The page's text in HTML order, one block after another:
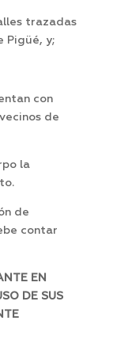
trazadas
Pigüé, y;
con
de
la
de
contar
EN
DE SUS